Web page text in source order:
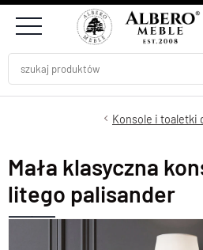
Konsole i toaletki
Mała klasyczna
litego palisander